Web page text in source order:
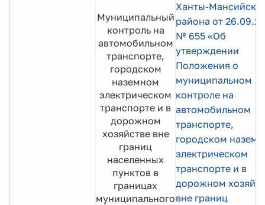
Муниципальный
контроль на
автомобильном
транспорте,
городском
наземном
электрическом
транспорте и в
дорожном
хозяйстве вне
границ
населенных
пунктов в
границах
муниципального
Ханты-
района от
№ 655 «Об
утверждении
Положения о
муниципальном
контроле на
автомобильном
транспорте,
городском
электрическом
транспорте и в
дорожном
вне границ